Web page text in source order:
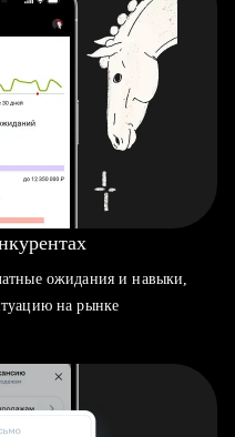
ожидания и навыки,
на рынке